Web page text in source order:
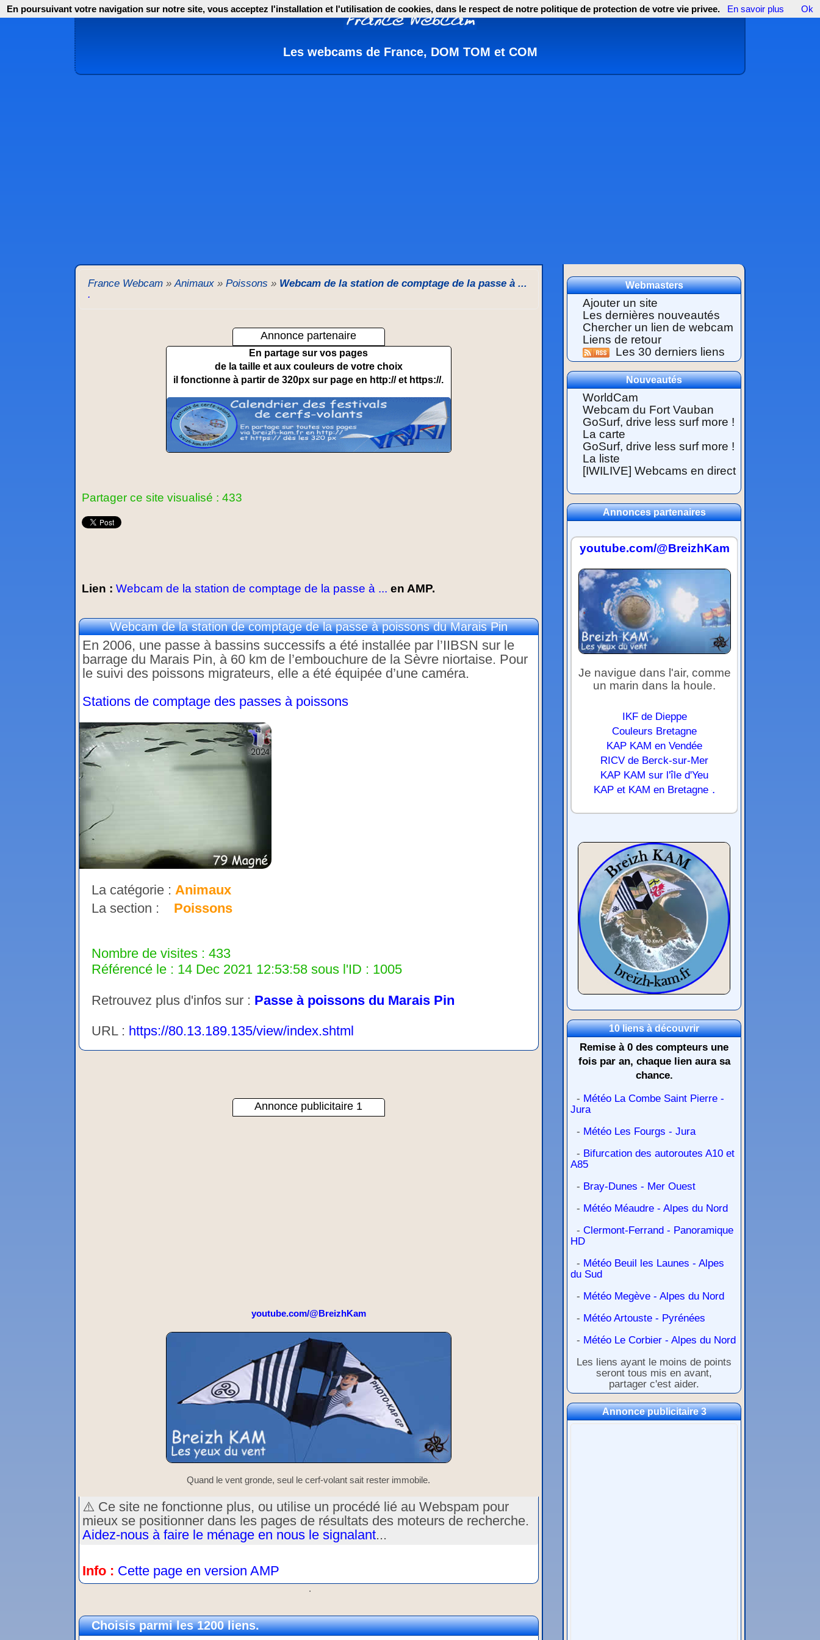
Les webcams de France, DOM TOM et COM
France Webcam »Animaux » Poissons » Webcam de la station de comptage de la passe à ...
.
Annonce partenaire
En partage sur vos pages
de la taille et aux couleurs de votre choix
il fonctionne à partir de 320px sur page en http:// et https://.
Partager ce site visualisé : 433
Lien : Webcam de la station de comptage de la passe à ... en AMP.
Webcam de la station de comptage de la passe à poissons du Marais Pin
En 2006, une passe à bassins successifs a été installée par l’IIBSN sur le
barrage du Marais Pin, à 60 km de l’embouchure de la Sèvre niortaise. Pour
le suivi des poissons migrateurs, elle a été équipée d’une caméra.
Stations de comptage des passes à poissons
La catégorie : Animaux
La section : Poissons
Nombre de visites : 433
Référencé le : 14 Dec 2021 12:53:58 sous l'ID : 1005
Retrouvez plus d'infos sur : Passe à poissons du Marais Pin
URL : https://80.13.189.135/view/index.shtml
Annonce publicitaire 1
youtube.com/@BreizhKam
Quand le vent gronde, seul le cerf-volant sait rester immobile.
⚠️ Ce site ne fonctionne plus, ou utilise un procédé lié au Webspam pour
mieux se positionner dans les pages de résultats des moteurs de recherche.
Aidez-nous à faire le ménage en nous le signalant...
Info : Cette page en version AMP
.
Choisis parmi les 1200 liens.
Webmasters
Ajouter un site
Les dernières nouveautés
Chercher un lien de webcam
Liens de retour
Les 30 derniers liens
Nouveautés
WorldCam
Webcam du Fort Vauban
GoSurf, drive less surf more !
La carte
GoSurf, drive less surf more !
La liste
[IWILIVE] Webcams en direct
Annonces partenaires
youtube.com/@BreizhKam
Je navigue dans l'air, comme
un marin dans la houle.
IKF de Dieppe
Couleurs Bretagne
KAP KAM en Vendée
RICV de Berck-sur-Mer
KAP KAM sur l'île d'Yeu
KAP et KAM en Bretagne .
10 liens à découvrir
Remise à 0 des compteurs une
fois par an, chaque lien aura sa
chance.
- Météo La Combe Saint Pierre -
Jura
- Météo Les Fourgs - Jura
- Bifurcation des autoroutes A10 et
A85
- Bray-Dunes - Mer Ouest
- Météo Méaudre - Alpes du Nord
- Clermont-Ferrand - Panoramique
HD
- Météo Beuil les Launes - Alpes
du Sud
- Météo Megève - Alpes du Nord
- Météo Artouste - Pyrénées
- Météo Le Corbier - Alpes du Nord
Les liens ayant le moins de points
seront tous mis en avant,
partager c'est aider.
Annonce publicitaire 3
En poursuivant votre navigation sur notre site, vous acceptez l'installation et l'utilisation de cookies, dans le respect de notre politique de protection de votre vie privee. En savoir plus Ok